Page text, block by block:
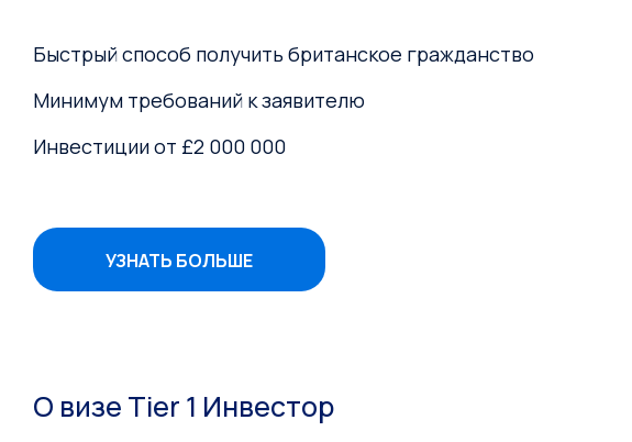
Быстрый способ получить британское гражданство
Минимум требований к заявителю
Инвестиции от £2 000 000
УЗНАТЬ БОЛЬШЕ
О визе Tier 1 Инвестор